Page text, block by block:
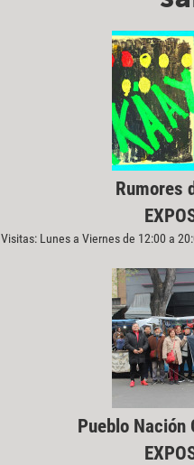
Rumores
Visitas: Lunes a Viernes de 12:00 a
Pueblo Nación